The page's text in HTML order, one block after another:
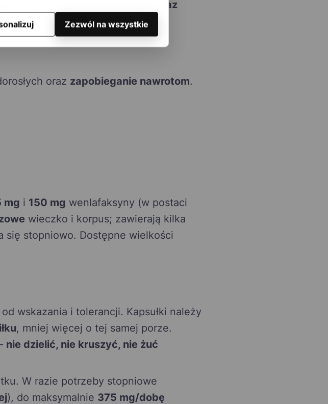
doby i wygodne dawkowanie
raz
oraz zapobieganie nawrotom.
mg i 150 mg wenlafaksyny (w postaci
wieczko i korpus; zawierają kilka
stopniowo. Dostępne wielkości
wskazania i tolerancji. Kapsułki należy
, mniej więcej o tej samej porze.
nie dzielić, nie kruszyć, nie żuć
W razie potrzeby stopniowe
), do maksymalnie 375 mg/dobę
Zezwól na wszystkie